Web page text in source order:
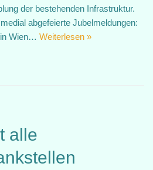
der bestehenden Infrastruktur.
abgefeierte Jubelmeldungen:
Wien… Weiterlesen »
alle